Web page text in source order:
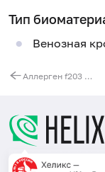
Тип
Венозная
Аллерген f203 - фисташки, IgE (ImmunoCAP)